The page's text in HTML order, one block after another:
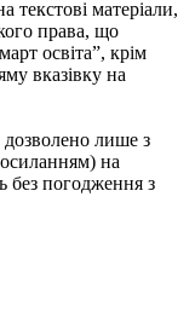
текстові матеріали,
права, що
освіта”, крім
вказівку на
дозволено лише з
на
без погодження з